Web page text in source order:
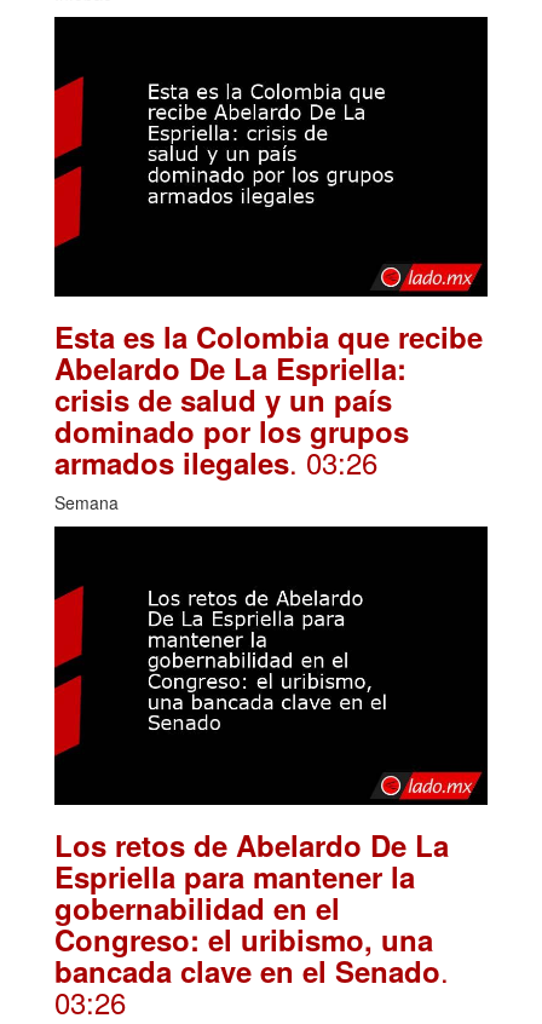
Esta es la Colombia que recibe
Abelardo De La Espriella:
crisis de salud y un país
dominado por los grupos
armados ilegales. 03:26
Semana
Los retos de Abelardo De La
Espriella para mantener la
gobernabilidad en el
Congreso: el uribismo, una
bancada clave en el Senado.
03:26